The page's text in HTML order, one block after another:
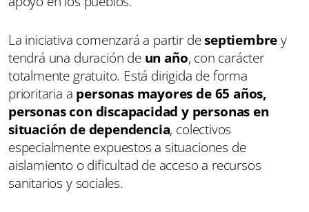
La iniciativa comenzará a partir deseptiembrey
tendrá una duración de un año, con carácter
totalmente gratuito. Está dirigida de forma
prioritaria a personas mayores de 65 años,
personas con discapacidad y personas en
situación de dependencia, colectivos
especialmente expuestos a situaciones de
aislamiento o dificultad de acceso a recursos
sanitarios y sociales.